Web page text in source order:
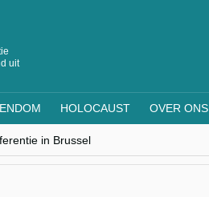
uit
HOLOCAUST OVER ONS
in Brussel
Jinnih Beels (Vooruit)